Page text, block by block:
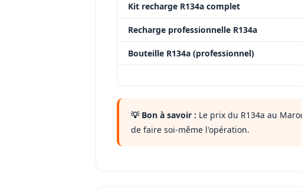
Kit recharge R134a complet
Recharge professionnelle R134a
Bouteille R134a (professionnel)
💡 Bon à savoir : Le prix du R134a au
de faire soi-même l'opération.